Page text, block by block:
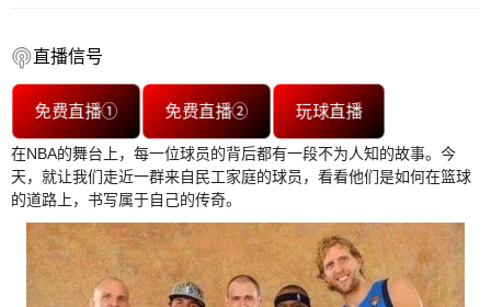
直播信号
免费直播① 免费直播② 玩球直播
在NBA的舞台上，每一位球员的背后都有一段不为人知的故事。今
天，就让我们走近一群来自民工家庭的球员，看看他们是如何在篮球
的道路上，书写属于自己的传奇。